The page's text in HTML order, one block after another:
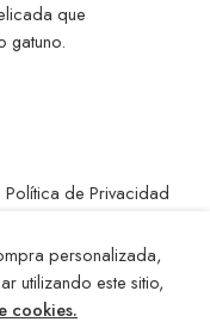
que
gatuno.
Política de Privacidad
Hecho con Amor
personalizada,
utilizando este sitio,
cookies.